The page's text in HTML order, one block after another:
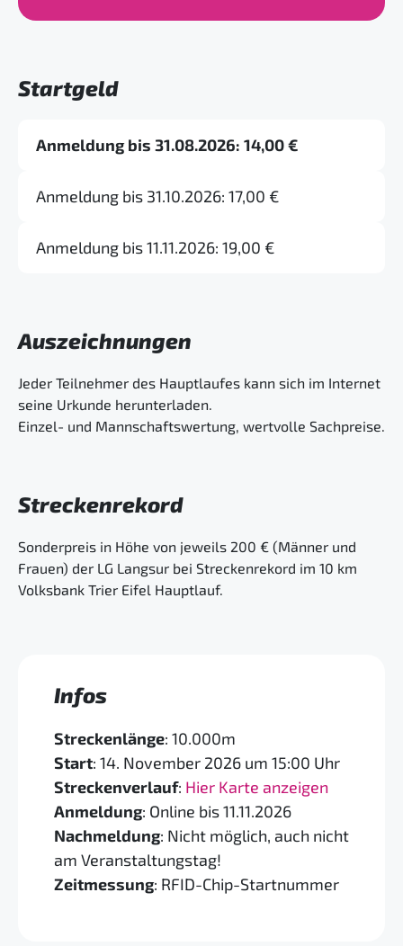
Startgeld
Anmeldung bis 31.08.2026: 14,00 €
Anmeldung bis 31.10.2026: 17,00 €
Anmeldung bis 11.11.2026: 19,00 €
Auszeichnungen
Jeder Teilnehmer des Hauptlaufes kann sich im Internet
seine Urkunde herunterladen.
Einzel- und Mannschaftswertung, wertvolle Sachpreise.
Streckenrekord
Sonderpreis in Höhe von jeweils 200 € (Männer und
Frauen) der LG Langsur bei Streckenrekord im 10 km
Volksbank Trier Eifel Hauptlauf.
Infos
Streckenlänge: 10.000m
Start: 14. November 2026 um 15:00 Uhr
Streckenverlauf: Hier Karte anzeigen
Anmeldung: Online bis 11.11.2026
Nachmeldung: Nicht möglich, auch nicht
am Veranstaltungstag!
Zeitmessung: RFID-Chip-Startnummer